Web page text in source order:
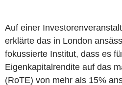
Auf einer
erklärte das in London
fokussierte Institut, dass es
Eigenkapitalrendite auf das
(RoTE) von mehr als 15%